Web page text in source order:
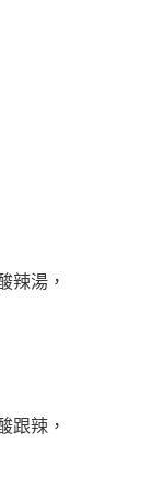
辣湯，
跟辣，